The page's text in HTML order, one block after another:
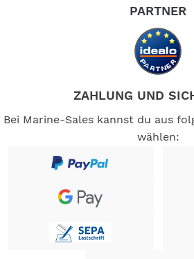
PARTNER
ZAHLUNG UND
Bei Marine-Sales kannst du aus
wählen: